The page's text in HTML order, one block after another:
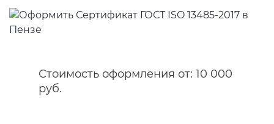
Стоимость оформления от: 10 000
руб.
Сертификация бытовой техники
Сертификат ГОСТ Р ИСО/МЭК
20000-1-2021
Регистрация товарного знака
(торговой марки) в Роспатенте
(торговой марки) в Роспатенте
О безопасности дорог (ТР ТС
О безопасности оборудования
для работы во взрывоопасных